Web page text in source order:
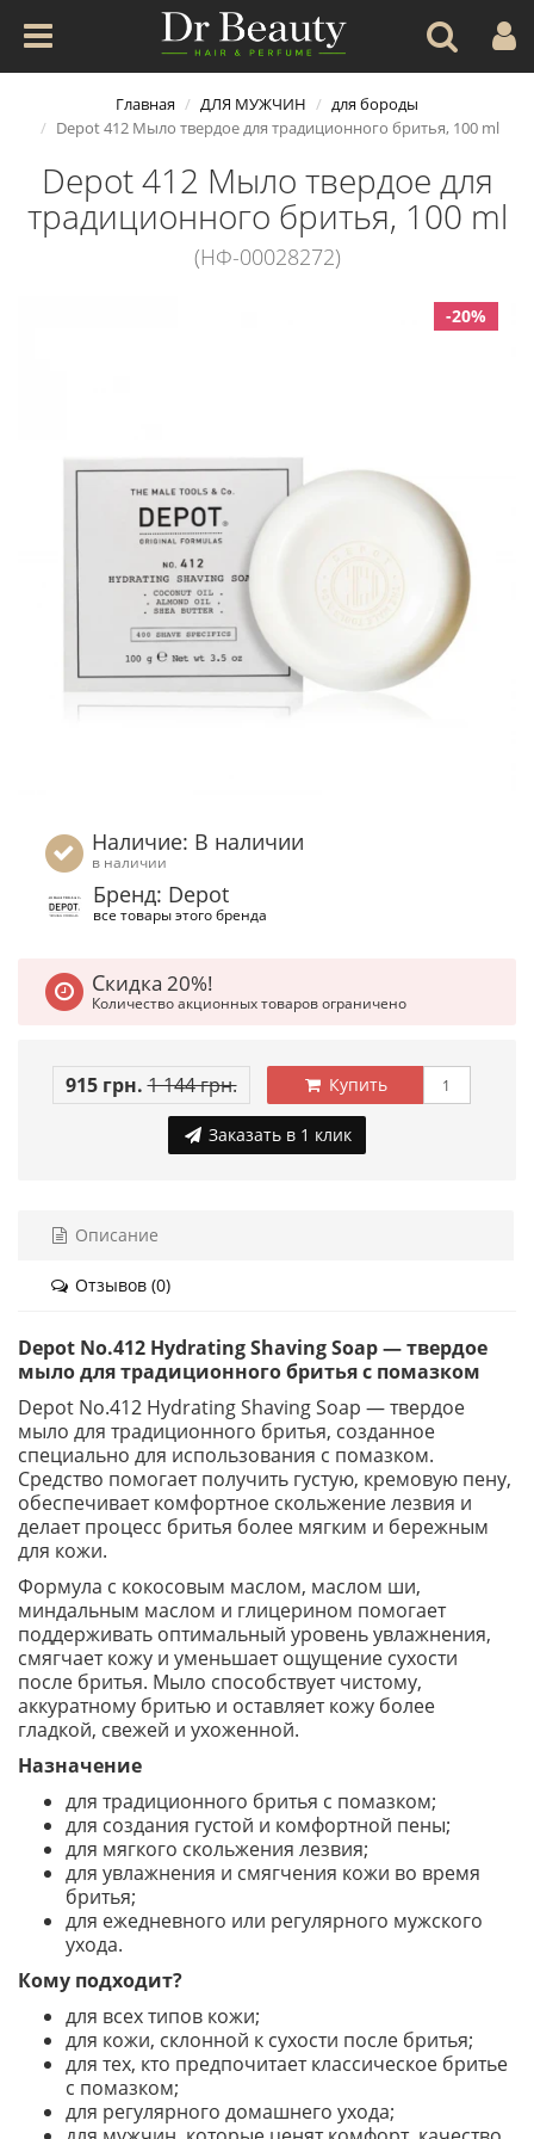
Главная ДЛЯ МУЖЧИН
для бороды
Depot 412 Мыло твердое для традиционного бритья, 100 ml
Depot 412 Мыло твердое для
традиционного бритья, 100 ml
(НФ-00028272)
-20%
Наличие: В наличии
в наличии
Бренд: Depot
все товары этого бренда
Скидка 20%!
Количество акционных товаров ограничено
915 грн. 1 144 грн. Купить
Заказать в 1 клик
Описание
Отзывов (0)
Depot No.412 Hydrating Shaving Soap — твердое
мыло для традиционного бритья с помазком
Depot No.412 Hydrating Shaving Soap — твердое
мыло для традиционного бритья, созданное
специально для использования с помазком.
Средство помогает получить густую, кремовую пену,
обеспечивает комфортное скольжение лезвия и
делает процесс бритья более мягким и бережным
для кожи.
Формула с кокосовым маслом, маслом ши,
миндальным маслом и глицерином помогает
поддерживать оптимальный уровень увлажнения,
смягчает кожу и уменьшает ощущение сухости
после бритья. Мыло способствует чистому,
аккуратному бритью и оставляет кожу более
гладкой, свежей и ухоженной.
Назначение
для традиционного бритья с помазком;
для создания густой и комфортной пены;
для мягкого скольжения лезвия;
для увлажнения и смягчения кожи во время
бритья;
для ежедневного или регулярного мужского
ухода.
Кому подходит?
для всех типов кожи;
для кожи, склонной к сухости после бритья;
для тех, кто предпочитает классическое бритье
с помазком;
для регулярного домашнего ухода;